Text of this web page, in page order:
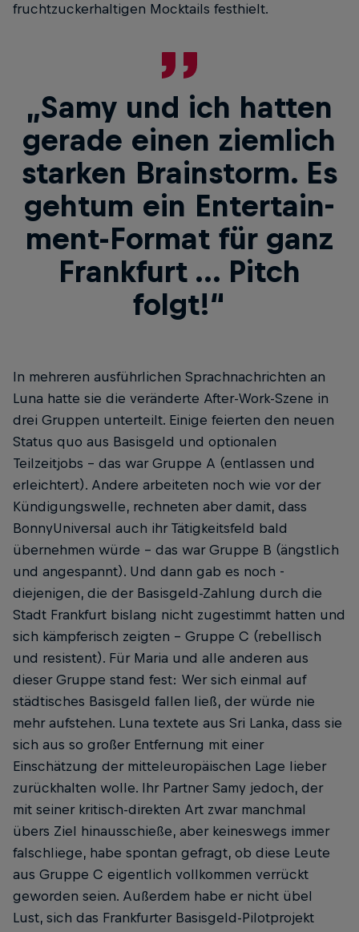
fruchtzuckerhaltigen Mocktails festhielt.
„Samy und ich hatten
gerade einen ziemlich
starken Brainstorm. Es
gehtum ein Entertain­
ment-Format für ganz
Frankfurt ... Pitch
folgt!“
In mehreren ausführlichen Sprachnachrichten an
Luna hatte sie die veränderte After-Work-Szene in
drei Gruppen unterteilt. Einige feierten den neuen
Status quo aus Basisgeld und optio­nalen
Teilzeitjobs – das war Gruppe A (entlassen und
erleichtert). Andere arbeiteten noch wie vor der
Kündigungswelle, rechneten aber damit, dass
BonnyUniversal auch ihr Tätigkeitsfeld bald
übernehmen würde – das war Gruppe B (ängstlich
und angespannt). Und dann gab es noch ­
diejenigen, die der Basisgeld-Zahlung durch die
Stadt Frankfurt bislang nicht zugestimmt hatten und
sich kämpferisch zeigten – Gruppe C (rebellisch
und resistent). Für Maria und alle anderen aus
dieser Gruppe stand fest: Wer sich einmal auf
städtisches Basisgeld fallen ließ, der würde nie
mehr aufstehen. Luna textete aus Sri Lanka, dass sie
sich aus so großer Entfernung mit einer
Einschätzung der mitteleuropäischen Lage lieber
zurückhalten wolle. Ihr Partner Samy jedoch, der
mit seiner kritisch-direkten Art zwar manchmal
übers Ziel hinausschieße, aber keineswegs immer
falschliege, habe spontan gefragt, ob diese Leute
aus Gruppe C eigentlich vollkommen verrückt
geworden seien. Außerdem habe er nicht übel
Lust, sich das Frankfurter Basisgeld-Pilotprojekt